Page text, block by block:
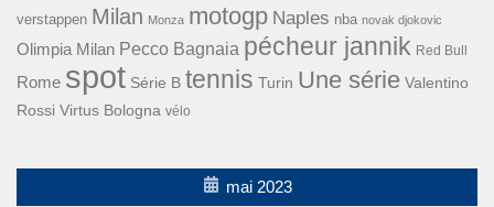
verstappen Milan Monza motogp Naples nba novak djokovic
Olimpia Milan Pecco Bagnaia pécheur jannik Red Bull
Rome spot Série B tennis Turin Une série Valentino
Rossi Virtus Bologna vélo
mai 2023